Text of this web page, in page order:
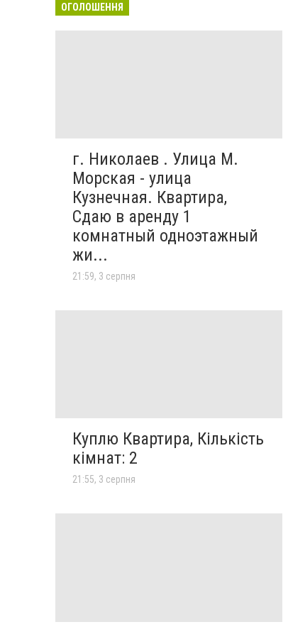
ОГОЛОШЕННЯ
г. Николаев . Улица М.
Морская - улица
Кузнечная. Квартира,
Сдаю в аренду 1
комнатный одноэтажный
жи...
21:59, 3 серпня
Куплю Квартира, Кількість
кімнат: 2
21:55, 3 серпня